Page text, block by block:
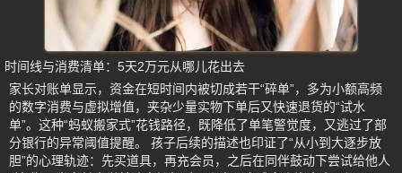
时间线与消费清单：5天2万元从哪儿花出去
家长对账单显示，资金在短时间内被切成若干“碎单”，多为小额高频
的数字消费与虚拟增值，夹杂少量实物下单后又快速退货的“试水
单”。这种“蚂蚁搬家式”花钱路径，既降低了单笔警觉度，又逃过了部
分银行的异常阈值提醒。 孩子后续的描述也印证了“从小到大逐步放
胆”的心理轨迹：先买道具，再充会员，之后在同伴鼓动下尝试给他人